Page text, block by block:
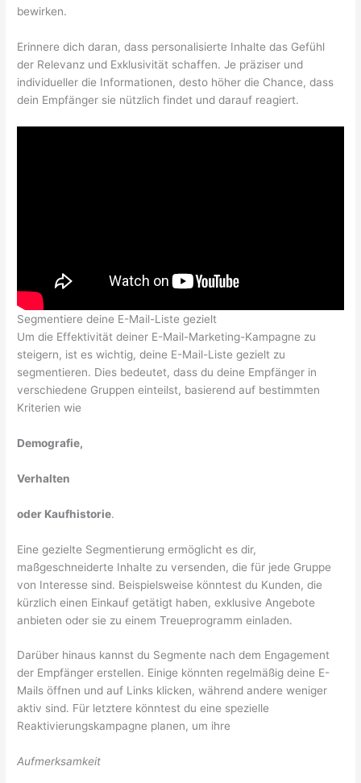
bewirken.
Erinnere dich daran, dass personalisierte Inhalte das Gefühl
der Relevanz und Exklusivität schaffen. Je präziser und
individueller die Informationen, desto höher die Chance, dass
dein Empfänger sie nützlich findet und darauf reagiert.
Segmentiere deine E-Mail-Liste gezielt
Um die Effektivität deiner E-Mail-Marketing-Kampagne zu
steigern, ist es wichtig, deine E-Mail-Liste gezielt zu
segmentieren. Dies bedeutet, dass du deine Empfänger in
verschiedene Gruppen einteilst, basierend auf bestimmten
Kriterien wie
Demografie,
Verhalten
oder Kaufhistorie.
Eine gezielte Segmentierung ermöglicht es dir,
maßgeschneiderte Inhalte zu versenden, die für jede Gruppe
von Interesse sind. Beispielsweise könntest du Kunden, die
kürzlich einen Einkauf getätigt haben, exklusive Angebote
anbieten oder sie zu einem Treueprogramm einladen.
Darüber hinaus kannst du Segmente nach dem Engagement
der Empfänger erstellen. Einige könnten regelmäßig deine E-
Mails öffnen und auf Links klicken, während andere weniger
aktiv sind. Für letztere könntest du eine spezielle
Reaktivierungskampagne planen, um ihre
Aufmerksamkeit